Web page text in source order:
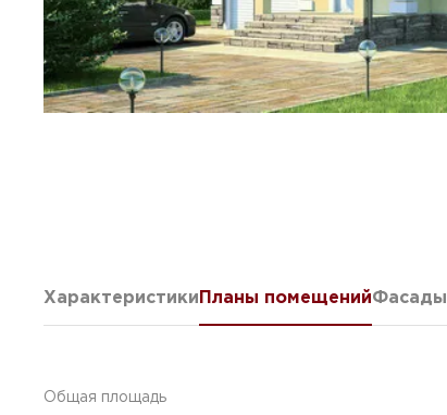
ХарактеристикиПланы помещенийФасады
Общая площадь